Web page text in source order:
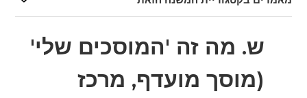
ש. מה זה 'המוסכים שלי'
(מוסך מועדף, מרכז